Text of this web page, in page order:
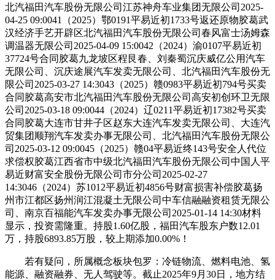
北汽福田汽车股份无限公司江苏神舟车业集团无限公司2025-
04-25 09:0041（2025）鄂0191平易近初1733号返还原物胶葛武
汉经济手艺开辟区北汽福田汽车股份无限公司春风富士汤姆森
调温器无限公司2025-04-09 15:0042（2024）渝0107平易近初
37724号合同胶葛九龙坡区程艮春、刘秦蜀沉庆威亿公用汽车
无限公司、沉庆途展汽车发卖无限公司、北汽福田汽车股份无
限公司2025-03-27 14:3043（2025）赣0983平易近初794号买卖
合同胶葛高安市北汽福田汽车股份无限公司高安初创环卫无限
公司2025-03-18 09:0044（2024）辽0211平易近初17382号买卖
合同胶葛大连市甘井子区赵东大连汽车发卖无限公司、大连汽
贸集团顺翔汽车发卖办事无限公司、北汽福田汽车股份无限公
司2025-03-12 09:0045（2025）赣04平易近终143号安全人代位
求偿权胶葛江西省市中级北汽福田汽车股份无限公司中国人平
易近财富安全股份无限公司市分公司2025-02-27
14:3046（2024）苏1012平易近初4856号财富损害补偿胶葛扬
州市江都区扬州润江混凝土无限公司中车信融融资租赁无限公
司、南京百福能汽车发卖办事无限公司2025-01-14 14:30材料
显示，投资需隆重。持股1.60亿股，福田汽车股东户数12.01
万，持股6893.85万股，较上期添加0.00%！
若有疑问，所属概念板块包罗：冷链物流、燃料电池、氢
能源、融资融券、无人驾驶等。截止2025年9月30日，地方结